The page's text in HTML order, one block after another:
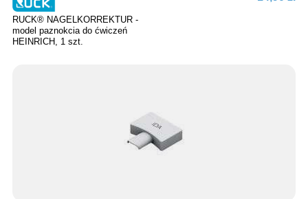
RUCK® NAGELKORREKTUR -
model paznokcia do ćwiczeń
HEINRICH, 1 szt.